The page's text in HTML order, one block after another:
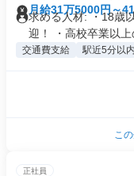
月給31万5000円～
求める人材: ・18歳
迎！ ・高校卒業以上
交通費支給 駅近5分以内
こ
正社員